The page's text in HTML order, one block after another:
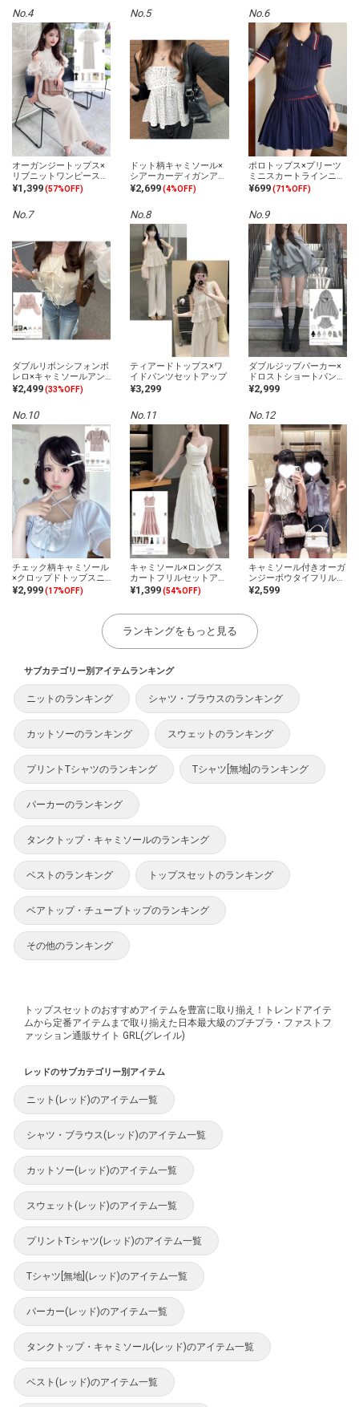
No.4
オーガンジートップス×
リブニットワンピースセ
ットアップ
¥1,399(57%OFF)
No.5
ドット柄キャミソール×
シアーカーディガンアン
サンブル
¥2,699 (4%OFF)
No.6
ポロトップス×プリーツ
ミニスカートラインニッ
トセットアップ
¥699 (71%OFF)
No.7
ダブルリボンシフォンボ
レロ×キャミソールアン
サンブル
¥2,499(33%OFF)
No.8
ティアードトップス×ワ
イドパンツセットアップ
¥3,299
No.9
ダブルジップパーカー×
ドロストショートパンツ
セットアップ
¥2,999
No.10
チェック柄キャミソール
×クロップドトップスニ
ットアンサンブル
¥2,999(17%OFF)
No.11
キャミソール×ロングス
カートフリルセットアッ
プ
¥1,399 (54%OFF)
No.12
キャミソール付きオーガ
ンジーボウタイフリルブ
ラウス
¥2,599
ランキングをもっと見る
サブカテゴリー別アイテムランキング
ニットのランキング シャツ・ブラウスのランキング
カットソーのランキング スウェットのランキング
プリントTシャツのランキング Tシャツ[無地]のランキング
パーカーのランキング
タンクトップ・キャミソールのランキング
ベストのランキング トップスセットのランキング
ベアトップ・チューブトップのランキング
その他のランキング
トップスセットのおすすめアイテムを豊富に取り揃え！トレンドアイテ
ムから定番アイテムまで取り揃えた日本最大級のプチプラ・ファストフ
ァッション通販サイト GRL(グレイル)
レッドのサブカテゴリー別アイテム
ニット(レッド)のアイテム一覧
シャツ・ブラウス(レッド)のアイテム一覧
カットソー(レッド)のアイテム一覧
スウェット(レッド)のアイテム一覧
プリントTシャツ(レッド)のアイテム一覧
Tシャツ[無地](レッド)のアイテム一覧
パーカー(レッド)のアイテム一覧
タンクトップ・キャミソール(レッド)のアイテム一覧
ベスト(レッド)のアイテム一覧